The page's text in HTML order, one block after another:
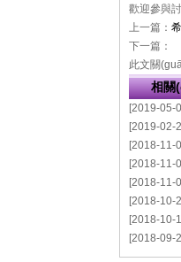
歡迎參與
上一篇：
下一篇：
此文關
相關
[2019-05-
[2019-02-
[2018-11-
[2018-11-
[2018-11-
[2018-10-
[2018-10-
[2018-09-